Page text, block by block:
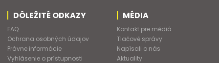
DÔLEŽITÉ ODKAZY
FAQ
Ochrana osobných údajov
Právne informácie
Vyhlásenie o prístupnosti
MÉDIA
Kontakt pre médiá
Tlačové správy
Napísali o nás
Aktuality